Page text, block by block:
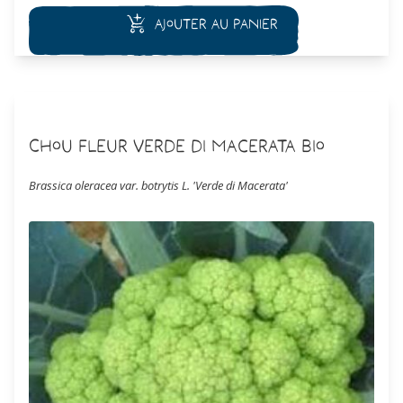
Ajouter au panier
Chou Fleur Verde di Macerata Bio
Brassica oleracea var. botrytis L. 'Verde di Macerata'